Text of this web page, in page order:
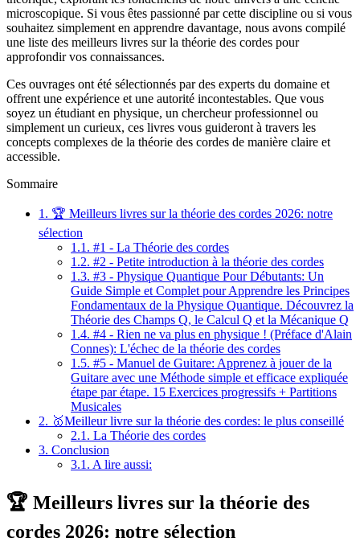
microscopique. Si vous êtes passionné par cette discipline ou si vous
souhaitez simplement en apprendre davantage, nous avons compilé
une liste des meilleurs livres sur la théorie des cordes pour
approfondir vos connaissances.
Ces ouvrages ont été sélectionnés par des experts du domaine et
offrent une expérience et une autorité incontestables. Que vous
soyez un étudiant en physique, un chercheur professionnel ou
simplement un curieux, ces livres vous guideront à travers les
concepts complexes de la théorie des cordes de manière claire et
accessible.
Sommaire
1. 🏆 Meilleurs livres sur la théorie des cordes 2026: notre
sélection
1.1. #1 - La Théorie des cordes
1.2. #2 - Petite introduction à la théorie des cordes
1.3. #3 - Physique Quantique Pour Débutants: Un
Guide Simple et Complet pour Apprendre les Principes
Fondamentaux de la Physique Quantique. Découvrez la
Théorie des Champs Q, le Calcul Q et la Mécanique Q
1.4. #4 - Rien ne va plus en physique ! (Préface d'Alain
Connes): L'échec de la théorie des cordes
1.5. #5 - Manuel de Guitare: Apprenez à jouer de la
Guitare avec une Méthode simple et efficace expliquée
étape par étape. 15 Exercices progressifs + Partitions
Musicales
2. 🥇Meilleur livre sur la théorie des cordes: le plus conseillé
2.1. La Théorie des cordes
3. Conclusion
3.1. A lire aussi:
🏆 Meilleurs livres sur la théorie des
cordes 2026: notre sélection